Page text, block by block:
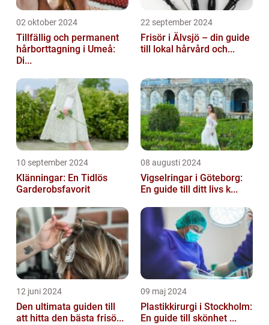
02 oktober 2024
Tillfällig och permanent
hårborttagning i Umeå:
Di...
22 september 2024
Frisör i Älvsjö – din guide
till lokal hårvård och...
10 september 2024
Klänningar: En Tidlös
Garderobsfavorit
08 augusti 2024
Vigselringar i Göteborg:
En guide till ditt livs k...
12 juni 2024
Den ultimata guiden till
att hitta den bästa frisö...
09 maj 2024
Plastikkirurgi i Stockholm:
En guide till skönhet ...